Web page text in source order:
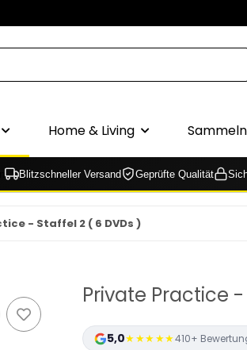
Home & Living
Blitzschneller Versand Geprüfte Qualität
- Staffel 2 ( 6 DVDs )
Private Practice
5,0★★★★★410+